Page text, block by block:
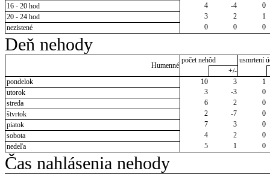
16 - 20 hod
4 -4
0
20 - 24 hod
3 2
1
nezistené
0 0 0
Deň nehody
Humenné
počet nehôd
usmrtení
+/-
pondelok
10 3
1
utorok
3 -3
0
streda
6 2
0
štvrtok
2 -7
0
piatok
7 3
0
sobota
4 2
0
nedeľa
5 1 0
Čas nahlásenia nehody